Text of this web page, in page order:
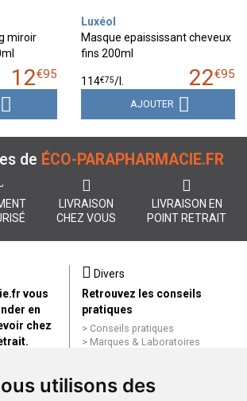
utilisons des
miroir
12€95
Luxéol
Masque epaississant cheveux
fins 200ml
22€95
114€75/
AJOUTER
de ÉCO-PARAPHARMACIE.FR
LIVRAISON
CHEZ VOUS
LIVRAISON EN
POINT RETRAIT
vous
en
chez
mail
Divers
Retrouvez les conseils
pratiques
Conseils pratiques
Marques & Laboratoires
Mentions légales
Données personnelles